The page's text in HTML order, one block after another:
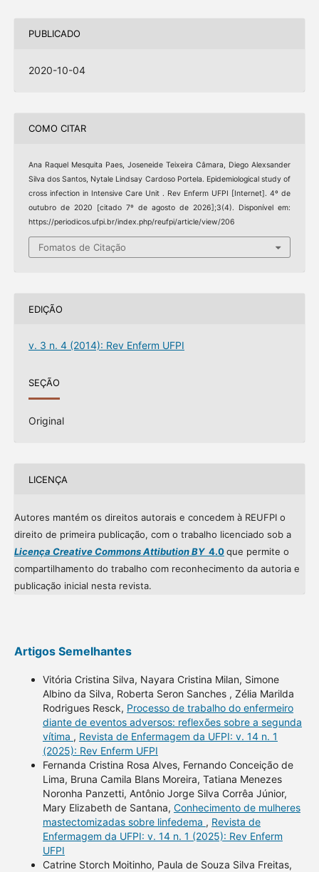
PUBLICADO
2020-10-04
COMO CITAR
Ana Raquel Mesquita Paes, Joseneide Teixeira Câmara, Diego Alexsander
Silva dos Santos, Nytale Lindsay Cardoso Portela. Epidemiological study of
cross infection in Intensive Care Unit . Rev Enferm UFPI [Internet]. 4º de
outubro de 2020 [citado 7º de agosto de 2026];3(4). Disponível em:
https://periodicos.ufpi.br/index.php/reufpi/article/view/206
Fomatos de Citação
EDIÇÃO
v. 3 n. 4 (2014): Rev Enferm UFPI
SEÇÃO
Original
LICENÇA
Autores mantém os direitos autorais e concedem à REUFPI o
direito de primeira publicação, com o trabalho licenciado sob a
Licença Creative Commons Attibution BY4.0que permite o
compartilhamento do trabalho com reconhecimento da autoria e
publicação inicial nesta revista.
Artigos Semelhantes
Vitória Cristina Silva, Nayara Cristina Milan, Simone
Albino da Silva, Roberta Seron Sanches , Zélia Marilda
Rodrigues Resck, Processo de trabalho do enfermeiro
diante de eventos adversos: reflexões sobre a segunda
vítima , Revista de Enfermagem da UFPI: v. 14 n. 1
(2025): Rev Enferm UFPI
Fernanda Cristina Rosa Alves, Fernando Conceição de
Lima, Bruna Camila Blans Moreira, Tatiana Menezes
Noronha Panzetti, Antônio Jorge Silva Corrêa Júnior,
Mary Elizabeth de Santana, Conhecimento de mulheres
mastectomizadas sobre linfedema , Revista de
Enfermagem da UFPI: v. 14 n. 1 (2025): Rev Enferm
UFPI
Catrine Storch Moitinho, Paula de Souza Silva Freitas,